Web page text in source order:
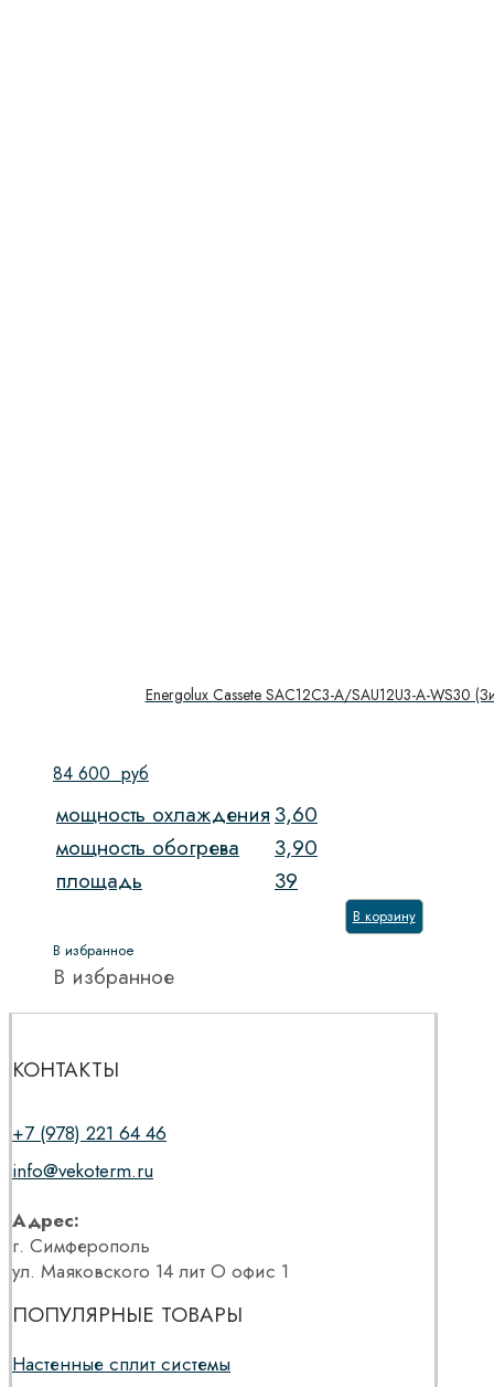
Energolux Cassete SAC12C3-A/SAU12U3-A-WS30
84 600 руб
мощность охлаждения 3,60
мощность обогрева
3,90
площадь
39
В корзину
В избранное
В избранное
КОНТАКТЫ
+7 (978) 221 64 46
info@vekoterm.ru
Адрес:
г. Симферополь
ул. Маяковского 14 лит О офис 1
ПОПУЛЯРНЫЕ ТОВАРЫ
Настенные сплит системы